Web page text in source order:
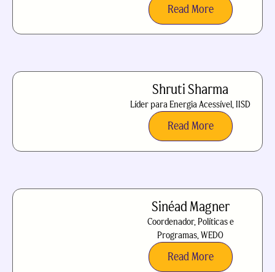
Read More
Shruti Sharma
Líder para Energia Acessível, IISD
Read More
Sinéad Magner
Coordenador, Políticas e
Programas, WEDO
Read More